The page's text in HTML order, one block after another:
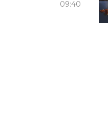
09:40